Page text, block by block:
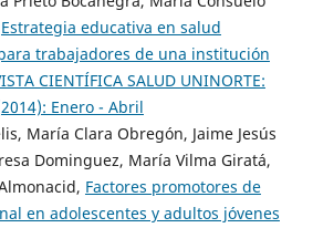
Estrategia educativa en salud
trabajadores de una institución
CIENTÍFICA SALUD UNINORTE:
Enero - Abril
María Clara Obregón, Jaime Jesús
Dominguez, María Vilma Giratá,
Factores promotores de
en adolescentes y adultos jóvenes